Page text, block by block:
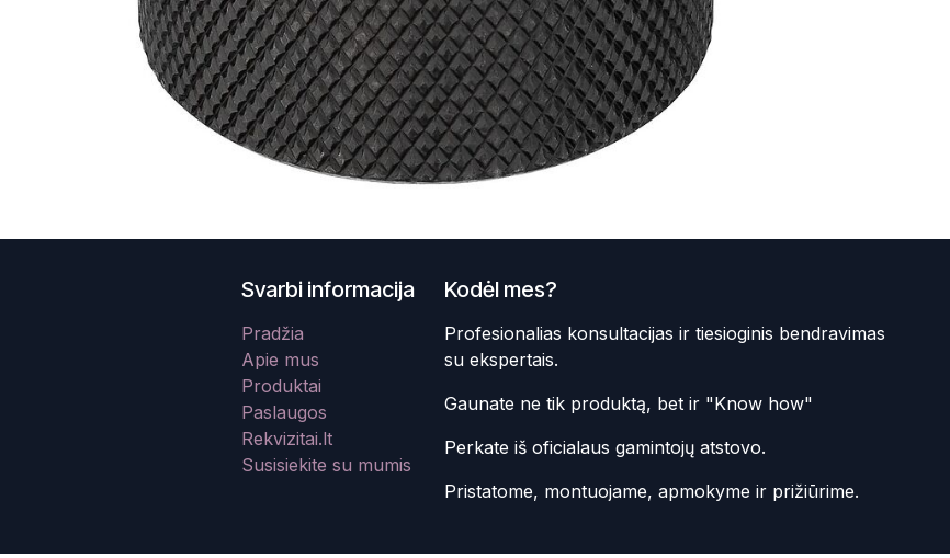
Kodėl mes?
Profesionalias konsultacijas ir tiesioginis bendravimas
su ekspertais.
Gaunate ne tik produktą, bet ir "Know how"
Perkate iš oficialaus gamintojų atstovo.
Pristatome, montuojame, apmokyme ir prižiūrime.
Svarbi informacija
Pradžia
Apie mus
Produktai
Paslaugos
Rekvizitai.lt
Susisiekite su mumis